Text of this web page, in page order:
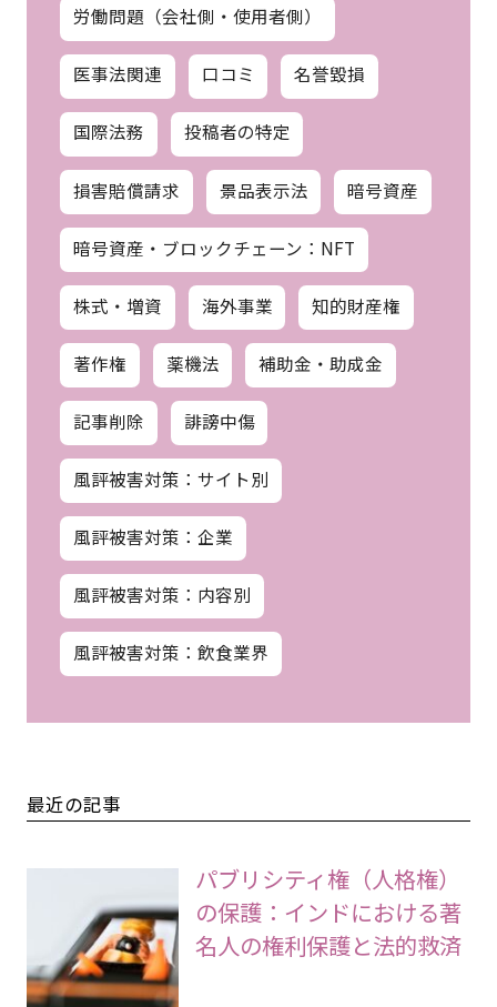
労働問題（会社側・使用者側）
医事法関連 口コミ 名誉毀損
国際法務 投稿者の特定
損害賠償請求 景品表示法 暗号資産
暗号資産・ブロックチェーン：NFT
株式・増資 海外事業 知的財産権
著作権 薬機法 補助金・助成金
記事削除 誹謗中傷
風評被害対策：サイト別
風評被害対策：企業
風評被害対策：内容別
風評被害対策：飲食業界
最近の記事
パブリシティ権（人格権）
の保護：インドにおける著
名人の権利保護と法的救済